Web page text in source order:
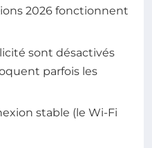
2026 fonctionnent
sont désactivés
parfois les
stable (le Wi-Fi